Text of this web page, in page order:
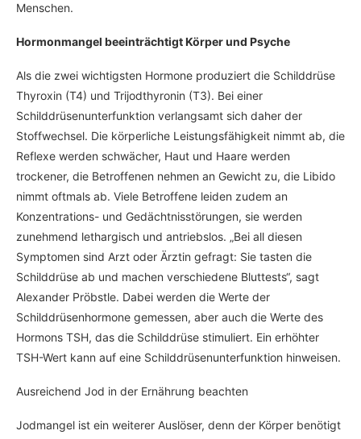
Menschen.
Hormonmangel beeinträchtigt Körper und Psyche
Als die zwei wichtigsten Hormone produziert die Schilddrüse
Thyroxin (T4) und Trijodthyronin (T3). Bei einer
Schilddrüsenunterfunktion verlangsamt sich daher der
Stoffwechsel. Die körperliche Leistungsfähigkeit nimmt ab, die
Reflexe werden schwächer, Haut und Haare werden
trockener, die Betroffenen nehmen an Gewicht zu, die Libido
nimmt oftmals ab. Viele Betroffene leiden zudem an
Konzentrations- und Gedächtnisstörungen, sie werden
zunehmend lethargisch und antriebslos. „Bei all diesen
Symptomen sind Arzt oder Ärztin gefragt: Sie tasten die
Schilddrüse ab und machen verschiedene Bluttests“, sagt
Alexander Pröbstle. Dabei werden die Werte der
Schilddrüsenhormone gemessen, aber auch die Werte des
Hormons TSH, das die Schilddrüse stimuliert. Ein erhöhter
TSH-Wert kann auf eine Schilddrüsenunterfunktion hinweisen.
Ausreichend Jod in der Ernährung beachten
Jodmangel ist ein weiterer Auslöser, denn der Körper benötigt